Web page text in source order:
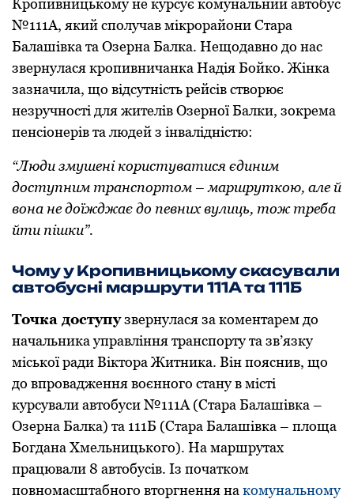
№111А, який сполучав мікрорайони Стара
Балашівка та Озерна Балка. Нещодавно до нас
звернулася кропивничанка Надія Бойко. Жінка
зазначила, що відсутність рейсів створює
незручності для жителів Озерної Балки, зокрема
пенсіонерів та людей з інвалідністю:
“Люди змушені користуватися єдиним
доступним транспортом – маршруткою, але й
вона не доїжджає до певних вулиць, тож треба
йти пішки”.
Чому у Кропивницькому скасували
автобусні маршрути 111А та 111Б
Точка доступузвернулася за коментарем до
начальника управління транспорту та зв’язку
міської ради Віктора Житника. Він пояснив, що
до впровадження воєнного стану в місті
курсували автобуси №111А (Стара Балашівка –
Озерна Балка) та 111Б (Стара Балашівка – площа
Богдана Хмельницького). На маршрутах
працювали 8 автобусів. Із початком
повномасштабного вторгнення на комунальному